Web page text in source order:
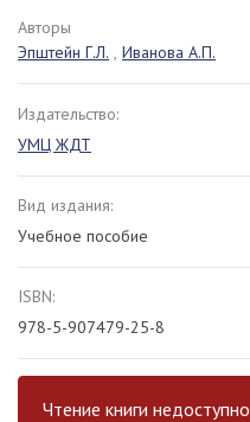
Авторы
Эпштейн Г.Л.
Иванова А.П.
Издательство:
УМЦ ЖДТ
Вид издания:
Учебное пособие
ISBN:
978-5-907479-25-8
Чтение книги недоступно